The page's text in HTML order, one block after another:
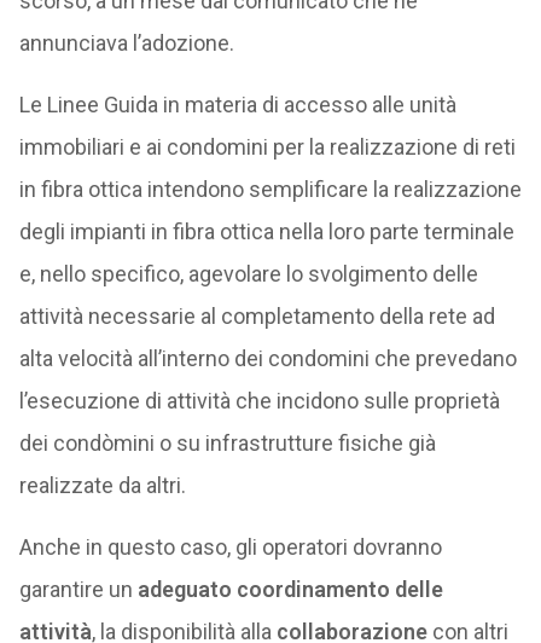
annunciava l’adozione.
Le Linee Guida in materia di accesso alle unità
immobiliari e ai condomini per la realizzazione di reti
in fibra ottica intendono semplificare la realizzazione
degli impianti in fibra ottica nella loro parte terminale
e, nello specifico, agevolare lo svolgimento delle
attività necessarie al completamento della rete ad
alta velocità all’interno dei condomini che prevedano
l’esecuzione di attività che incidono sulle proprietà
dei condòmini o su infrastrutture fisiche già
realizzate da altri.
Anche in questo caso, gli operatori dovranno
garantire un adeguato coordinamento delle
attività, la disponibilità alla collaborazionecon altri